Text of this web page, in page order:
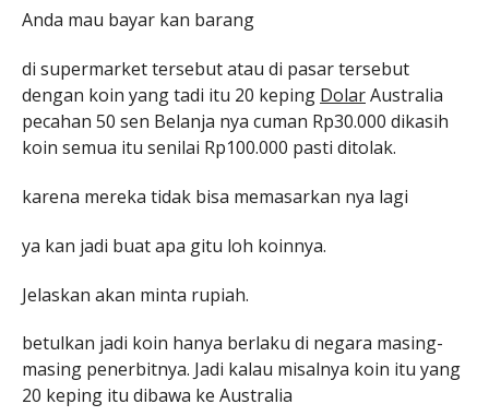
Anda mau bayar kan barang
di supermarket tersebut atau di pasar tersebut
dengan koin yang tadi itu 20 keping DolarAustralia
pecahan 50 sen Belanja nya cuman Rp30.000 dikasih
koin semua itu senilai Rp100.000 pasti ditolak.
karena mereka tidak bisa memasarkan nya lagi
ya kan jadi buat apa gitu loh koinnya.
Jelaskan akan minta rupiah.
betulkan jadi koin hanya berlaku di negara masing-
masing penerbitnya. Jadi kalau misalnya koin itu yang
20 keping itu dibawa ke Australia